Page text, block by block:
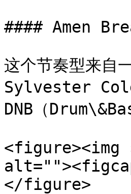
#### Amen
这个节奏型来自
Sylvester
DNB（
<figure><img
</figure>